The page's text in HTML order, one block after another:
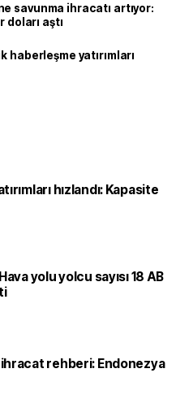
savunma ihracatı artıyor:
doları aştı
yatırımları
hızlandı: Kapasite
yolu yolcu sayısı 18 AB
rehberi: Endonezya